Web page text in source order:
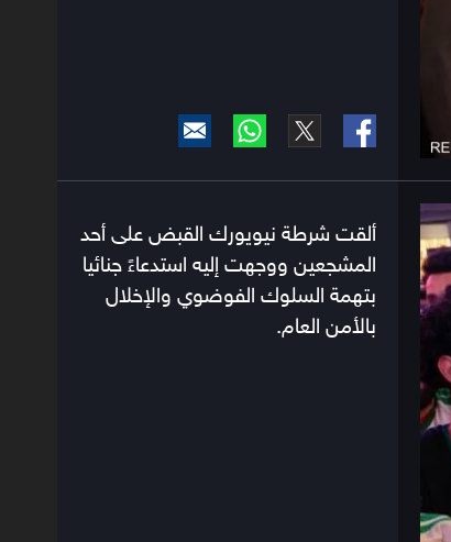
ألقت شرطة نيويورك القبض على أحد
المشجعين ووجهت إليه استدعاءً جنائيا
بتهمة السلوك الفوضوي والإخلال
بالأمن العام.